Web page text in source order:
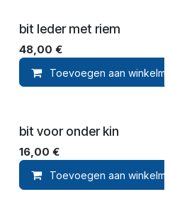
bit leder met riem
48,00 €
Toevoegen aan
bit voor onder kin
16,00 €
Toevoegen aan